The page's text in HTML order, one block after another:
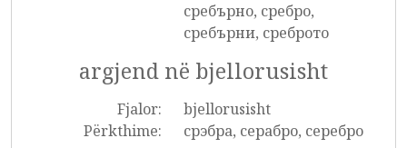
сребърно, сребро,
сребърни, среброто
argjend në bjellorusisht
Fjalor:
bjellorusisht
Përkthime:
срэбра, серабро, серебро